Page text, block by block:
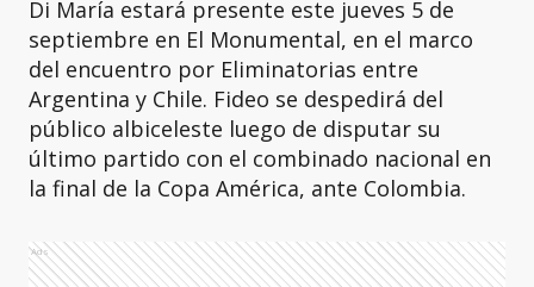
Di María estará presente este jueves 5 de
septiembre en El Monumental, en el marco
del encuentro por Eliminatorias entre
Argentina y Chile. Fideo se despedirá del
público albiceleste luego de disputar su
último partido con el combinado nacional en
la final de la Copa América, ante Colombia.
Ads